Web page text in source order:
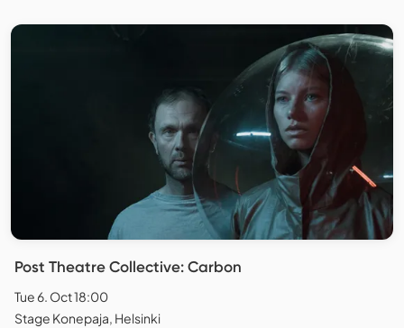
Post Theatre Collective: Carbon
Tue 6. Oct 18:00
Stage Konepaja, Helsinki